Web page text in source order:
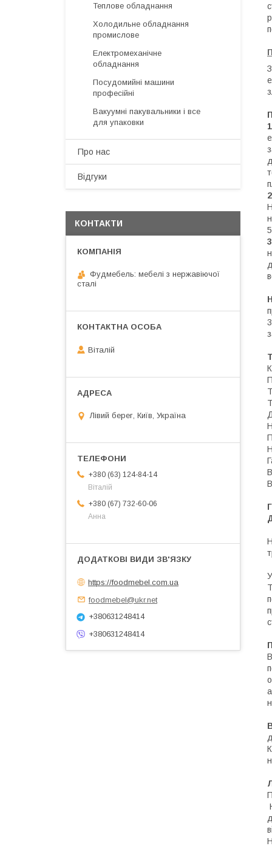
Теплове обладнання
Холодильне обладнання
промислове
Електромеханічне
обладнання
Посудомийні машини
професійні
Вакуумні пакувальники і все
для упаковки
Про нас
Відгуки
КОНТАКТИ
Фудмебель: мебелі з нержавіючої
сталі
Віталій
Лівий берег, Київ, Україна
+380 (63) 124-84-14
Віталій
+380 (67) 732-60-06
Анна
https://foodmebel.com.ua
foodmebel@ukr.net
+380631248414
+380631248414